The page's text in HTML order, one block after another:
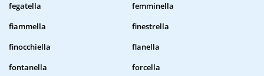
fegatella
femminella
fiammella
finestrella
finocchiella
flanella
fontanella
forcella